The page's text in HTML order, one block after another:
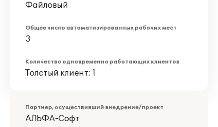
Файловый
Общее число автоматизированных рабочих мест
3
Количество одновременно работающих клиентов
Толстый клиент: 1
Партнер, осуществивший внедрение/проект
АЛЬФА-Софт